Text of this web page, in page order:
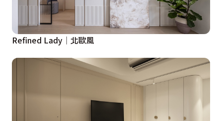
Refined Lady│北歐風